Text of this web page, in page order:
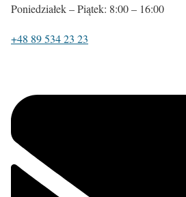
Poniedziałek – Piątek: 8:00 – 16:00
+48 89 534 23 23